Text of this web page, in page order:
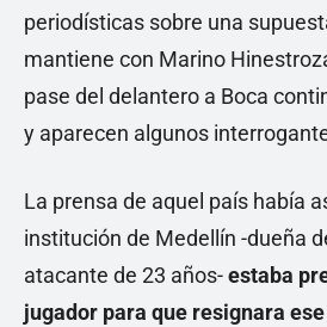
periodísticas sobre una
mantiene con Marino
pase del delantero a Boca
y aparecen algunos
La prensa de aquel país había
institución de Medellín -dueña
atacante de 23 años-estaba
jugador para que resignara